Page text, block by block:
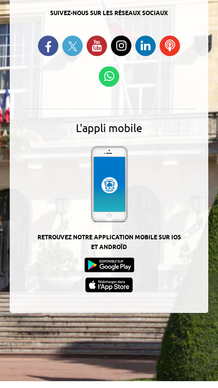
SUIVEZ-NOUS SUR LES RÉSEAUX SOCIAUX
Retrouvez-nous sur Facebook
Suivez-nous sur Twitter
Suivez-nous sur YouTube
Suivez-nous sur
Instagram
Retrouvez-
nous sur
Ecoutez
L'appli mobile
RETROUVEZ NOTRE APPLICATION MOBILE SUR IOS
ET ANDROÏD